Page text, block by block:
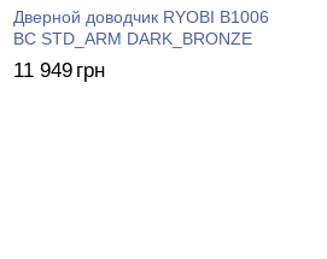
Дверной доводчик RYOBI B1006
BC STD_ARM DARK_BRONZE
11 949 грн